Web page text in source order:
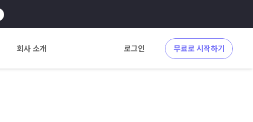
회사 소개 로그인 무료로 시작하기